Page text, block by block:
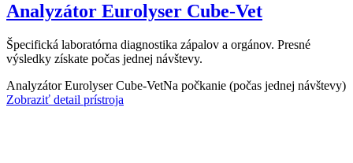
Analyzátor Eurolyser Cube-Vet
Špecifická laboratórna diagnostika zápalov a orgánov. Presné
výsledky získate počas jednej návštevy.
Analyzátor Eurolyser Cube-VetNa počkanie (počas jednej návštevy)
Zobraziť detail prístroja